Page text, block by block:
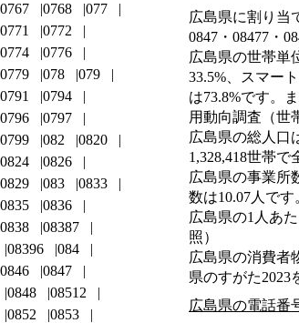
広島県に割り当
0847・08477・
広島県の世帯単
33.5%、スマー
は73.8%です。
用動向調査（世
広島県の総人口
1,328,418世帯
広島県の事業所
数は10.07人です
広島県の1人あ
照）
広島県の消費者
県のすがた2023
広島県の電話番
0767 0768
077
0771
0772
0774
0776
0779 078
079
0791
0794
0796
0797
0799 082
0820
0824
0826
0829 083
0833
0835
0836
0838
08387
08396
084
0846
0847
0848
08512
0852
0853